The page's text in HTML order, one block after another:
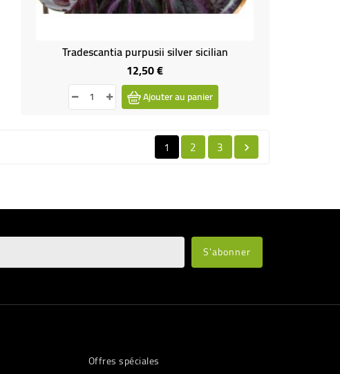
Tradescantia purpusii silver sicilian
12,50 €Prix
Ajouter au panier
1 2 3 
Offres spéciales